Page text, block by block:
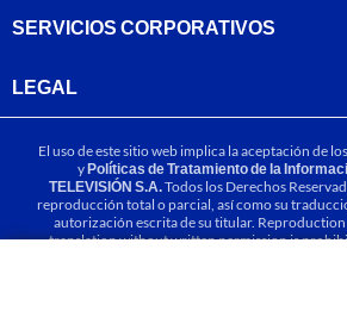
SERVICIOS CORPORATIVOS
LEGAL
El uso de este sitio web implica la aceptación de los
yPolíticas de Tratamiento de la
TELEVISIÓN S.A.Todos los Derechos
reproducción total o parcial, así como su
autorización escrita de su titular.
translation without written permission is